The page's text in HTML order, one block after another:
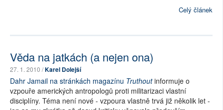
Celý článek
Věda na jatkách (a nejen ona)
27. 1. 2010 /Karel Dolejší
Dahr Jamail na stránkách magazínu Truthoutinformuje o
vzpouře amerických antropologů proti militarizaci vlastní
disciplíny. Téma není nové - vzpoura vlastně trvá již několik let -